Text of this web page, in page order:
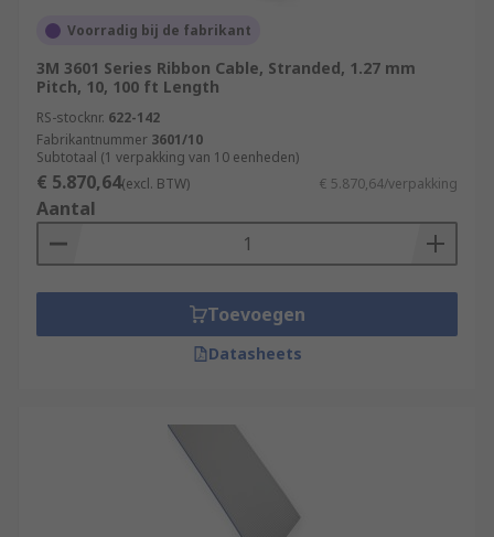
Voorradig bij de fabrikant
3M 3601 Series Ribbon Cable, Stranded, 1.27 mm
Pitch, 10, 100 ft Length
RS-stocknr. 622-142
Fabrikantnummer 3601/10
Subtotaal (1 verpakking van 10 eenheden)
€ 5.870,64(excl. BTW) € 5.870,64/verpakking
Aantal
Toevoegen
Datasheets